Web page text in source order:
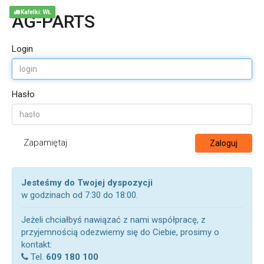
AG-PARTS
Login
Hasło
Zapamiętaj Zaloguj
Jesteśmy do Twojej dyspozycji
w godzinach od 7:30 do 18:00.
Jeżeli chciałbyś nawiązać z nami współpracę, z
przyjemnością odezwiemy się do Ciebie, prosimy o
kontakt:
Tel. 609 180 100
Kafelki: WŁ